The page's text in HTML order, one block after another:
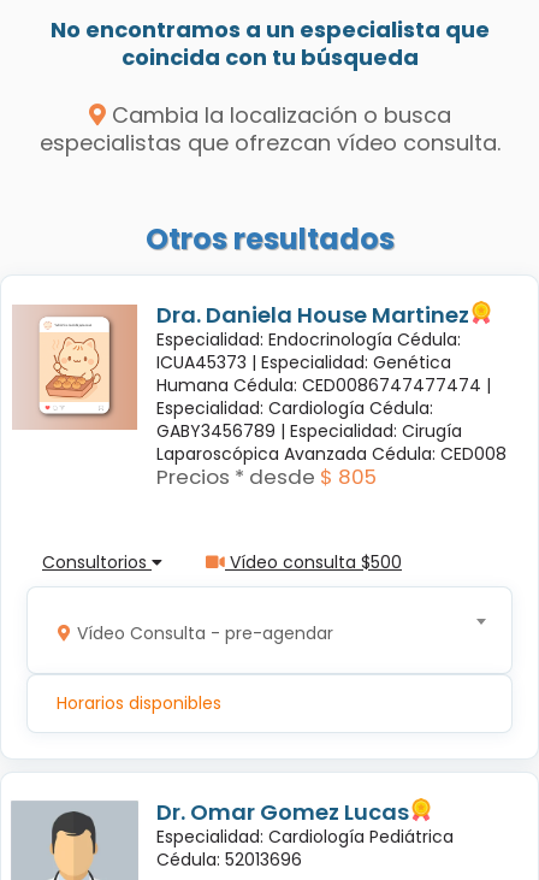
No encontramos a un especialista que
coincida con tu búsqueda
Cambia la localización o busca
especialistas que ofrezcan vídeo consulta.
Otros resultados
Dra. Daniela House Martinez
Especialidad: Endocrinología Cédula:
ICUA45373 | Especialidad: Genética
Humana Cédula: CED0086747477474 |
Especialidad: Cardiología Cédula:
GABY3456789 | Especialidad: Cirugía
Laparoscópica Avanzada Cédula: CED008
Precios * desde $ 805
Consultorios Vídeo consulta $500
Vídeo Consulta - pre-agendar
Horarios disponibles
Dr. Omar Gomez Lucas
Especialidad: Cardiología Pediátrica
Cédula: 52013696